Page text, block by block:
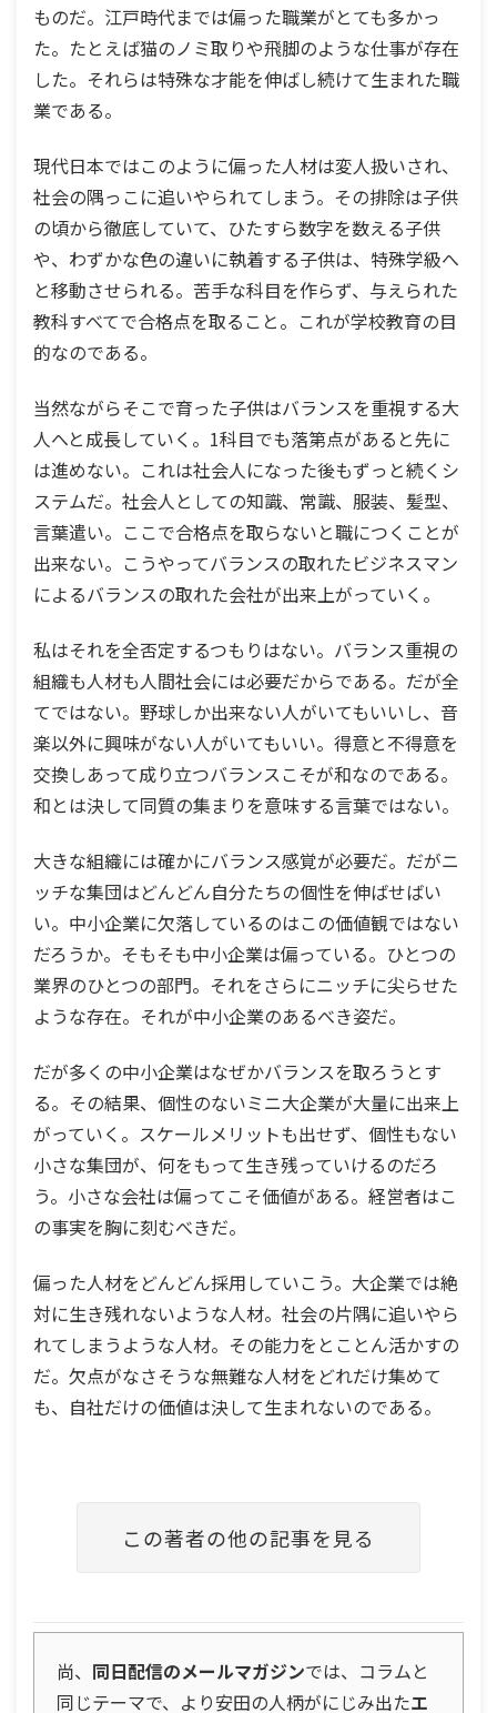
ものだ。江戸時代までは偏った職業がとても多かっ
た。たとえば猫のノミ取りや飛脚のような仕事が存在
した。それらは特殊な才能を伸ばし続けて生まれた職
業である。
現代日本ではこのように偏った人材は変人扱いされ、
社会の隅っこに追いやられてしまう。その排除は子供
の頃から徹底していて、ひたすら数字を数える子供
や、わずかな色の違いに執着する子供は、特殊学級へ
と移動させられる。苦手な科目を作らず、与えられた
教科すべてで合格点を取ること。これが学校教育の目
的なのである。
当然ながらそこで育った子供はバランスを重視する大
人へと成長していく。1科目でも落第点があると先に
は進めない。これは社会人になった後もずっと続くシ
ステムだ。社会人としての知識、常識、服装、髪型、
言葉遣い。ここで合格点を取らないと職につくことが
出来ない。こうやってバランスの取れたビジネスマン
によるバランスの取れた会社が出来上がっていく。
私はそれを全否定するつもりはない。バランス重視の
組織も人材も人間社会には必要だからである。だが全
てではない。野球しか出来ない人がいてもいいし、音
楽以外に興味がない人がいてもいい。得意と不得意を
交換しあって成り立つバランスこそが和なのである。
和とは決して同質の集まりを意味する言葉ではない。
大きな組織には確かにバランス感覚が必要だ。だがニ
ッチな集団はどんどん自分たちの個性を伸ばせばい
い。中小企業に欠落しているのはこの価値観ではない
だろうか。そもそも中小企業は偏っている。ひとつの
業界のひとつの部門。それをさらにニッチに尖らせた
ような存在。それが中小企業のあるべき姿だ。
だが多くの中小企業はなぜかバランスを取ろうとす
る。その結果、個性のないミニ大企業が大量に出来上
がっていく。スケールメリットも出せず、個性もない
小さな集団が、何をもって生き残っていけるのだろ
う。小さな会社は偏ってこそ価値がある。経営者はこ
の事実を胸に刻むべきだ。
偏った人材をどんどん採用していこう。大企業では絶
対に生き残れないような人材。社会の片隅に追いやら
れてしまうような人材。その能力をとことん活かすの
だ。欠点がなさそうな無難な人材をどれだけ集めて
も、自社だけの価値は決して生まれないのである。
この著者の他の記事を見る
尚、 同日配信のメールマガジンでは、コラムと
同じテーマで、より安田の人柄がにじみ出たエ